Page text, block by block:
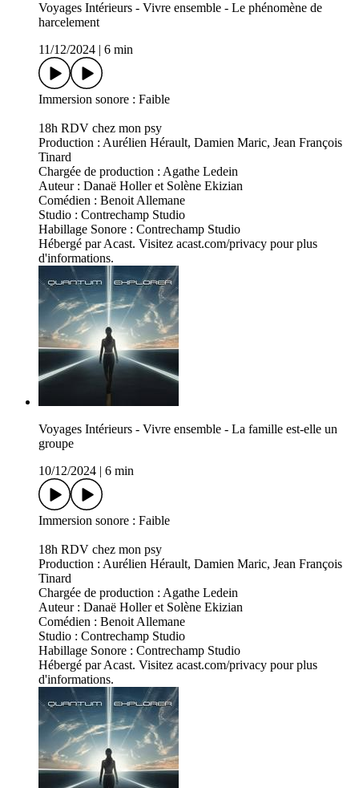
Voyages Intérieurs - Vivre ensemble - Le phénomène de
harcelement
11/12/2024
6 min
Immersion sonore : Faible
18h RDV chez mon psy
Production : Aurélien Hérault, Damien Maric, Jean François
Tinard
Chargée de production : Agathe Ledein
Auteur : Danaë Holler et Solène Ekizian
Comédien : Benoit Allemane
Studio : Contrechamp Studio
Habillage Sonore : Contrechamp Studio
Hébergé par Acast. Visitez acast.com/privacy pour plus
d'informations.
Voyages Intérieurs - Vivre ensemble - La famille est-elle un
groupe
10/12/2024
6 min
Immersion sonore : Faible
18h RDV chez mon psy
Production : Aurélien Hérault, Damien Maric, Jean François
Tinard
Chargée de production : Agathe Ledein
Auteur : Danaë Holler et Solène Ekizian
Comédien : Benoit Allemane
Studio : Contrechamp Studio
Habillage Sonore : Contrechamp Studio
Hébergé par Acast. Visitez acast.com/privacy pour plus
d'informations.